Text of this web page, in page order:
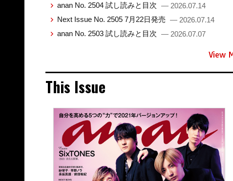
anan No. 2504 試し読みと目次 — 2026.07.14
Next Issue No. 2505 7月22日発売 — 2026.07.14
anan No. 2503 試し読みと目次 — 2026.07.07
View
This Issue